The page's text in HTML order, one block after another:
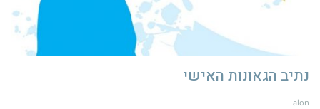
נתיב הגאונות האישי
alon